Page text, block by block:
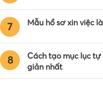
7 Mẫu hồ sơ xin việc
8
Cách tạo mục lục
giản nhất